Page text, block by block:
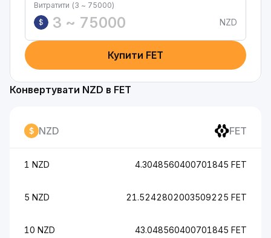
Витратити (3 ~ 75000)
$
NZD
Купити FET
Конвертувати NZD в FET
NZD FET
1 NZD 4.3048560400701845 FET
5 NZD 21.5242802003509225 FET
10 NZD 43.048560400701845 FET